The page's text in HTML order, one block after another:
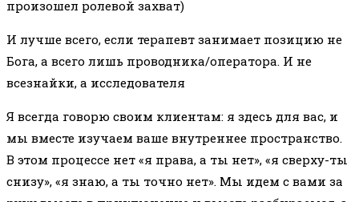
произошел ролевой захват)
И лучше всего, если терапевт занимает позицию не
Бога, а всего лишь проводника/оператора. И не
всезнайки, а исследователя
Я всегда говорю своим клиентам: я здесь для вас, и
мы вместе изучаем ваше внутреннее пространство.
В этом процессе нет «я права, а ты нет», «я сверху-ты
снизу», «я знаю, а ты точно нет». Мы идем с вами за